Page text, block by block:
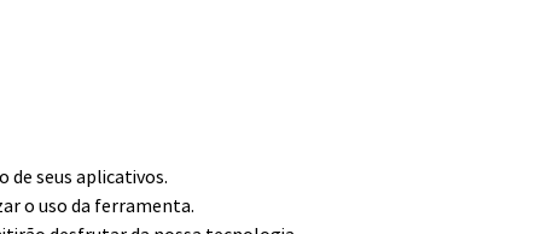
de seus aplicativos.
o uso da ferramenta.